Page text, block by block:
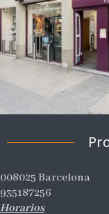
008025 Barcelona
935187256
Horarios